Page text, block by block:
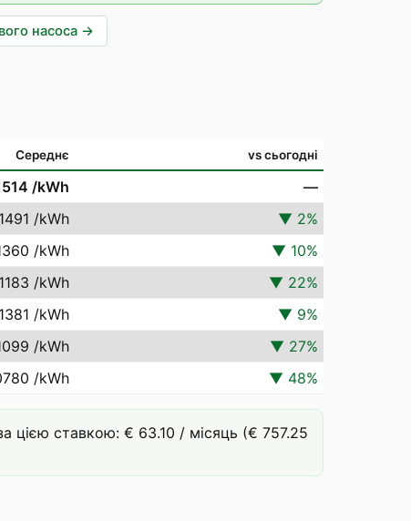
насоса →
Середнє vs сьогодні
/kWh
—
/kWh ▼ 2%
/kWh ▼ 10%
/kWh ▼ 22%
/kWh ▼ 9%
/kWh ▼ 27%
/kWh ▼ 48%
цією ставкою: € 63.10 / місяць (€ 757.25